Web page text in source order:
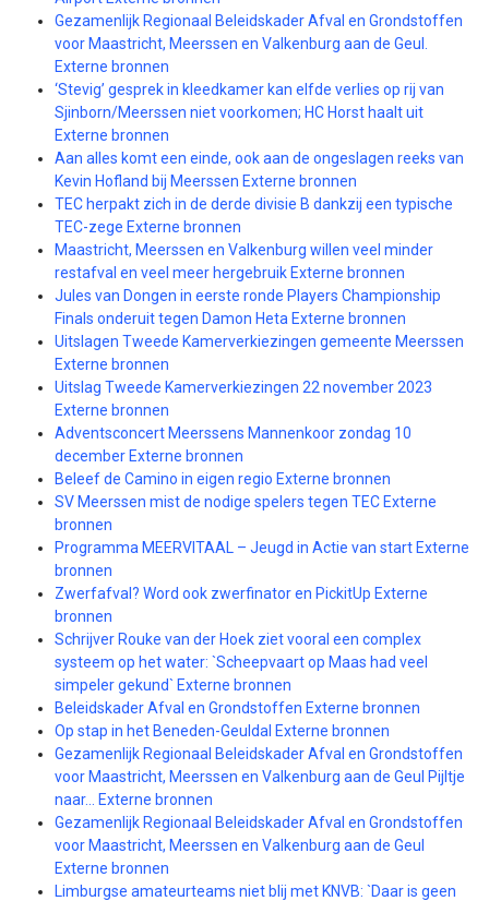
Gezamenlijk Regionaal Beleidskader Afval en Grondstoffen
voor Maastricht, Meerssen en Valkenburg aan de Geul.
Externe bronnen
‘Stevig’ gesprek in kleedkamer kan elfde verlies op rij van
Sjinborn/Meerssen niet voorkomen; HC Horst haalt uit
Externe bronnen
Aan alles komt een einde, ook aan de ongeslagen reeks van
Kevin Hofland bij Meerssen Externe bronnen
TEC herpakt zich in de derde divisie B dankzij een typische
TEC-zege Externe bronnen
Maastricht, Meerssen en Valkenburg willen veel minder
restafval en veel meer hergebruik Externe bronnen
Jules van Dongen in eerste ronde Players Championship
Finals onderuit tegen Damon Heta Externe bronnen
Uitslagen Tweede Kamerverkiezingen gemeente Meerssen
Externe bronnen
Uitslag Tweede Kamerverkiezingen 22 november 2023
Externe bronnen
Adventsconcert Meerssens Mannenkoor zondag 10
december Externe bronnen
Beleef de Camino in eigen regio Externe bronnen
SV Meerssen mist de nodige spelers tegen TEC Externe
bronnen
Programma MEERVITAAL – Jeugd in Actie van start Externe
bronnen
Zwerfafval? Word ook zwerfinator en PickitUp Externe
bronnen
Schrijver Rouke van der Hoek ziet vooral een complex
systeem op het water: `Scheepvaart op Maas had veel
simpeler gekund` Externe bronnen
Beleidskader Afval en Grondstoffen Externe bronnen
Op stap in het Beneden-Geuldal Externe bronnen
Gezamenlijk Regionaal Beleidskader Afval en Grondstoffen
voor Maastricht, Meerssen en Valkenburg aan de Geul Pijltje
naar… Externe bronnen
Gezamenlijk Regionaal Beleidskader Afval en Grondstoffen
voor Maastricht, Meerssen en Valkenburg aan de Geul
Externe bronnen
Limburgse amateurteams niet blij met KNVB: `Daar is geen